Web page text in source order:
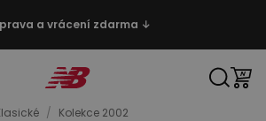
a vrácení zdarma ↓
/ Kolekce 2002